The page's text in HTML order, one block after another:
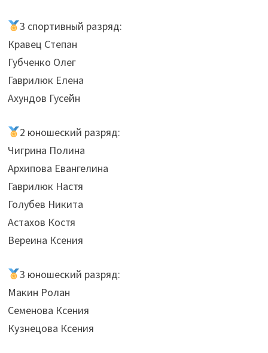
3 спортивный разряд:
Кравец Степан
Губченко Олег
Гаврилюк Елена
Ахундов Гусейн
2 юношеский разряд:
Чигрина Полина
Архипова Евангелина
Гаврилюк Настя
Голубев Никита
Астахов Костя
Вереина Ксения
3 юношеский разряд:
Макин Ролан
Семенова Ксения
Кузнецова Ксения